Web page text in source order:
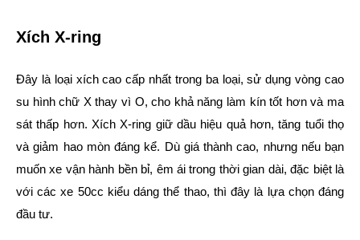
Xích X-ring
Đây là loại xích cao cấp nhất trong ba loại, sử dụng vòng cao
su hình chữ X thay vì O, cho khả năng làm kín tốt hơn và ma
sát thấp hơn. Xích X-ring giữ dầu hiệu quả hơn, tăng tuổi thọ
và giảm hao mòn đáng kể. Dù giá thành cao, nhưng nếu bạn
muốn xe vận hành bền bỉ, êm ái trong thời gian dài, đặc biệt là
với các xe 50cc kiểu dáng thể thao, thì đây là lựa chọn đáng
đầu tư.